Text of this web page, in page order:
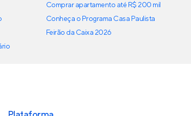
Comprar apartamento até R$ 200 mil
Conheça o Programa Casa Paulista
Feirão da Caixa 2026